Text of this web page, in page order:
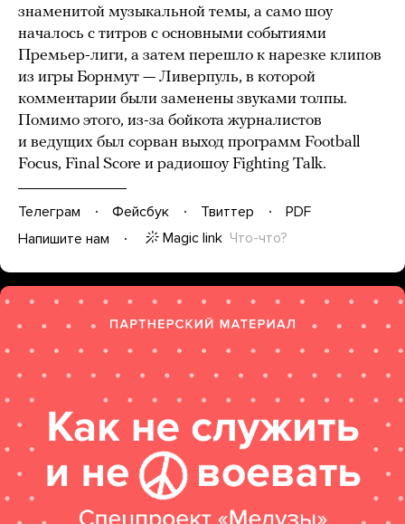
знаменитой музыкальной темы, а само шоу
началось с титров с основными событиями
Премьер-лиги, а затем перешло к нарезке клипов
из игры Борнмут — Ливерпуль, в которой
комментарии были заменены звуками толпы.
Помимо этого, из-за бойкота журналистов
и ведущих был сорван выход программ Football
Focus, Final Score и радиошоу Fighting Talk.
Телеграм Фейсбук Твиттер
PDF
Напишите нам
Magic link Что-что?